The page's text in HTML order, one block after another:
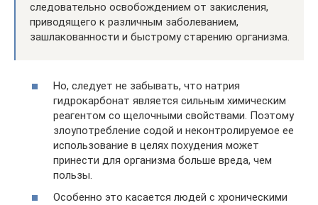
следовательно освобождением от закисления,
приводящего к различным заболеванием,
зашлакованности и быстрому старению организма.
Но, следует не забывать, что натрия
гидрокарбонат является сильным химическим
реагентом со щелочными свойствами. Поэтому
злоупотребление содой и неконтролируемое ее
использование в целях похудения может
принести для организма больше вреда, чем
пользы.
Особенно это касается людей с хроническими